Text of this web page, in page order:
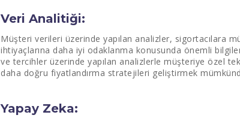
Veri Analitiği:
Müşteri verileri üzerinde yapılan analizler, sigortacılara
ihtiyaçlarına daha iyi odaklanma konusunda önemli
ve tercihler üzerinde yapılan analizlerle müşteriye özel
daha doğru fiyatlandırma stratejileri geliştirmek
Yapay Zeka: